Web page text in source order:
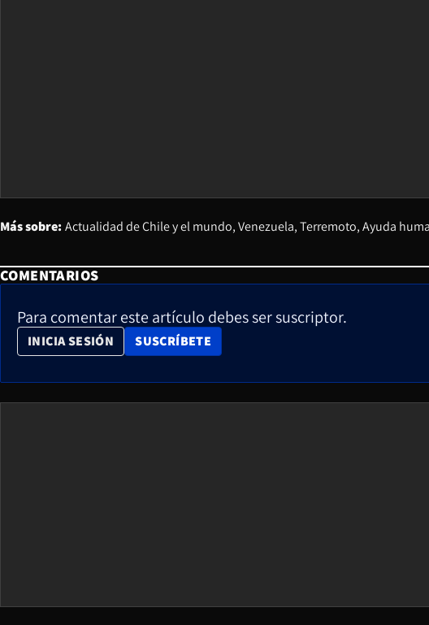
Más sobre:Actualidad de Chile y el mundo Venezuela Terremoto Ayuda
COMENTARIOS
Para comentar este artículo debes ser suscriptor.
INICIA SESIÓN SUSCRÍBETE
OPENS IN NEW WINDOW